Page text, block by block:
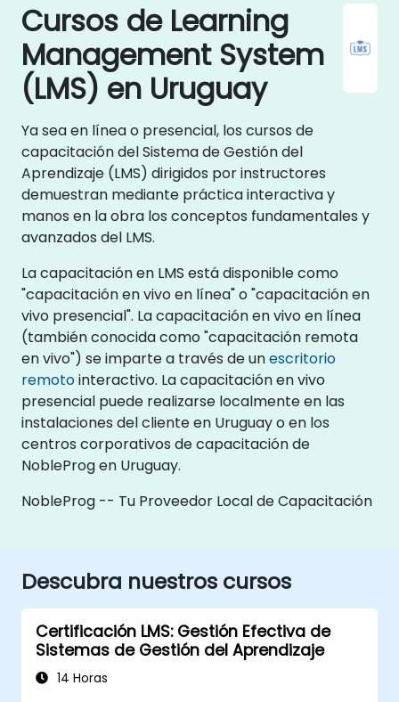
Cursos de Learning
Management System
(LMS) en Uruguay
Ya sea en línea o presencial, los cursos de
capacitación del Sistema de Gestión del
Aprendizaje (LMS) dirigidos por instructores
demuestran mediante práctica interactiva y
manos en la obra los conceptos fundamentales y
avanzados del LMS.
La capacitación en LMS está disponible como
"capacitación en vivo en línea" o "capacitación en
vivo presencial". La capacitación en vivo en línea
(también conocida como "capacitación remota
en vivo") se imparte a través de unescritorio
remotointeractivo. La capacitación en vivo
presencial puede realizarse localmente en las
instalaciones del cliente en Uruguay o en los
centros corporativos de capacitación de
NobleProg en Uruguay.
NobleProg -- Tu Proveedor Local de Capacitación
Descubra nuestros cursos
Certificación LMS: Gestión Efectiva de
Sistemas de Gestión del Aprendizaje
14 Horas